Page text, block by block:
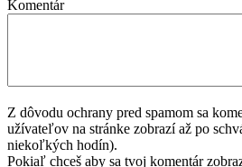
Komentár
Z dôvodu ochrany pred spamom sa
užívateľov na stránke zobrazí až po
niekoľkých hodín).
Pokiaľ chceš aby sa tvoj komentár